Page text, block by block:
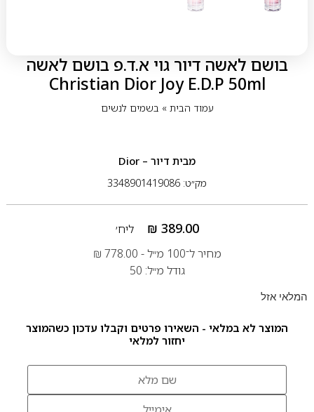
בושם לאשה דיור גוי א.ד.פ בושם לאשה
Christian Dior Joy E.D.P 50ml
עמוד הבית» בשמים לנשים
מבית דיור – Dior
מק״ט: 3348901419086
₪ 389.00
ליח׳
מחיר ל־100 מ״ל -
₪ 778.00
גודל מ״ל: 50
המלאי אזל
המוצר לא במלאי - השאירו פרטים וקבלו עדכון כשהמוצר
יחזור למלאי